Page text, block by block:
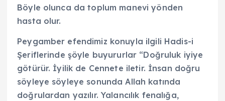
Böyle olunca da toplum manevi yönden
hasta olur.
Peygamber efendimiz konuyla ilgili Hadis-i
Şeriflerinde şöyle buyururlar “Doğruluk iyiye
götürür. İyilik de Cennete iletir. İnsan doğru
söyleye söyleye sonunda Allah katında
doğrulardan yazılır. Yalancılık fenalığa,